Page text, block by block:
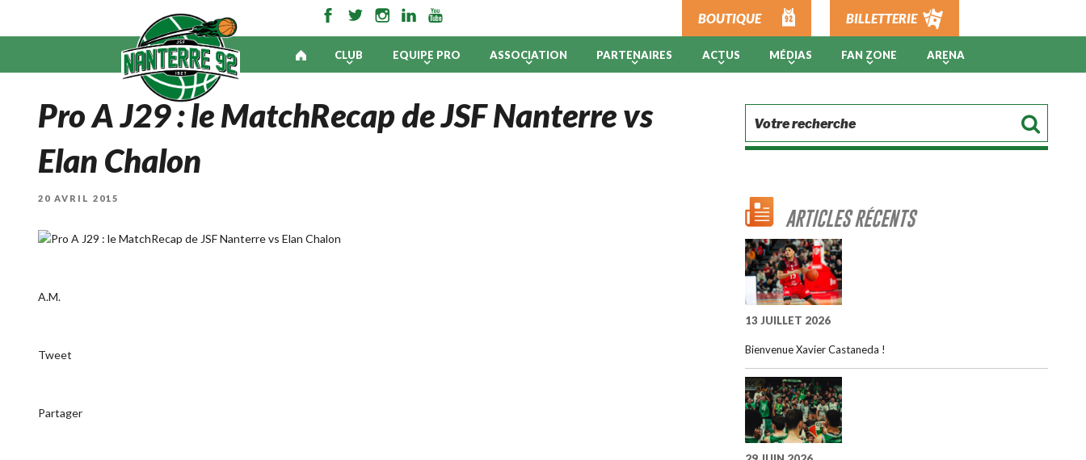
BOUTIQUE BILLETTERIE
CLUB EQUIPE PRO ASSOCIATION PARTENAIRES ACTUS MÉDIAS FAN ZONE ARENA
Pro A J29 : le MatchRecap de JSF Nanterre vs
Elan Chalon
PUBLIÉ
20 AVRIL 2015
A.M.
Tweet
Partager
ARTICLES RÉCENTS
13 JUILLET 2026
Bienvenue Xavier Castaneda !